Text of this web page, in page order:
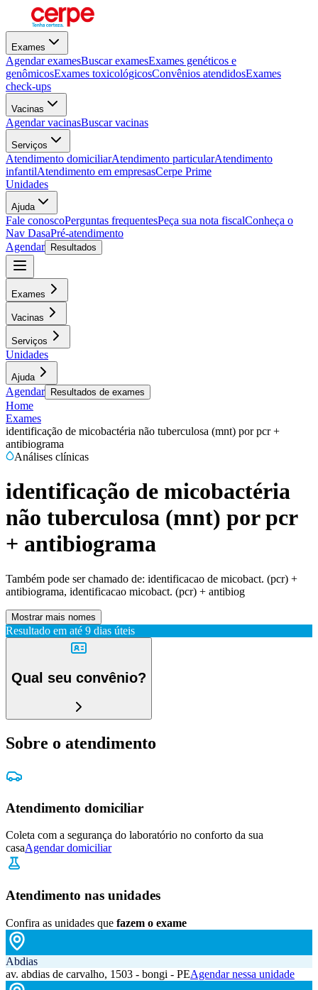
Exames
Agendar examesBuscar examesExames genéticos e
genômicosExames toxicológicosConvênios atendidosExames
check-ups
Vacinas
Agendar vacinasBuscar vacinas
Serviços
Atendimento domiciliarAtendimento particularAtendimento
infantilAtendimento em empresasCerpe Prime
Unidades
Ajuda
Fale conoscoPerguntas frequentesPeça sua nota fiscalConheça o
Nav DasaPré-atendimento
Agendar
Resultados
Exames
Vacinas
Serviços
Unidades
Ajuda
Agendar Resultados de exames
Home
Exames
identificação de micobactéria não tuberculosa (mnt) por pcr +
antibiograma
Análises clínicas
identificação de micobactéria
não tuberculosa (mnt) por pcr
+ antibiograma
Também pode ser chamado de: identificacao de micobact. (pcr) +
antibiograma, identificacao micobact. (pcr) + antibiog
Mostrar mais nomes
Resultado em até 9 dias úteis
Qual seu convênio?
Sobre o atendimento
Atendimento domiciliar
Coleta com a segurança do laboratório no conforto da sua
casaAgendar domiciliar
Atendimento nas unidades
Confira as unidades que fazem o exame
Abdias
av. abdias de carvalho, 1503 - bongi - PEAgendar nessa unidade